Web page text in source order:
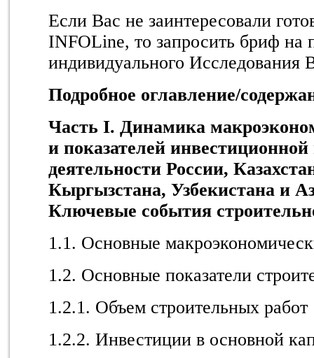
Если Вас не заинтересовали
INFOLine, то запросить бриф на
индивидуального
Подробное оглавление/
Часть I. Динамика
и показателей
деятельности России,
Кыргызстана, Узбекистана и
Ключевые события
1.1. Основные
1.2. Основные показатели
1.2.1. Объем строительных работ
1.2.2. Инвестиции в основной